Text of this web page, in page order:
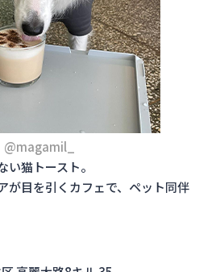
@magamil_
い猫トースト。
が目を引くカフェで、ペット同伴